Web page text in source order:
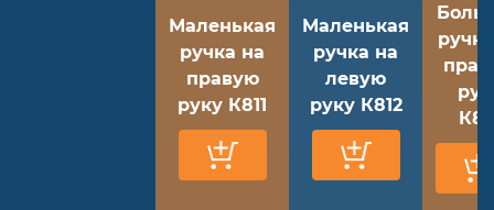
Маленькая
ручка на
правую
руку К811
Маленькая
ручка на
левую
руку К812